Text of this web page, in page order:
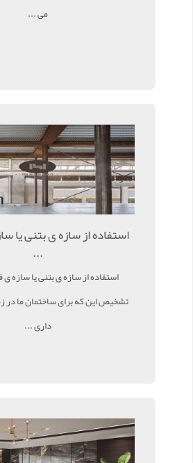
می ...
استفاده از سازه ی بتنی یا
...
استفاده از سازه ی بتنی یا سازه ی
تشخیص این که برای ساختمان ما در
داری ...